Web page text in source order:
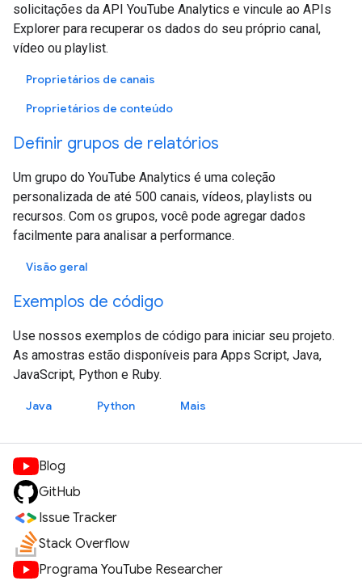
solicitações da API YouTube Analytics e vincule ao APIs
Explorer para recuperar os dados do seu próprio canal,
vídeo ou playlist.
Proprietários de canais
Proprietários de conteúdo
Definir grupos de relatórios
Um grupo do YouTube Analytics é uma coleção
personalizada de até 500 canais, vídeos, playlists ou
recursos. Com os grupos, você pode agregar dados
facilmente para analisar a performance.
Visão geral
Exemplos de código
Use nossos exemplos de código para iniciar seu projeto.
As amostras estão disponíveis para Apps Script, Java,
JavaScript, Python e Ruby.
Java Python Mais
Blog
GitHub
Issue Tracker
Stack Overflow
Programa YouTube Researcher